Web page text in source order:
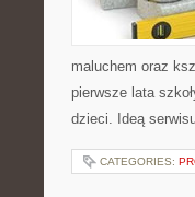
maluchem oraz
pierwsze lata
dzieci. Ideą
CATEGORIES: